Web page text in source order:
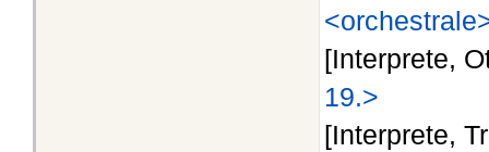
[Interprete,
19.>
[Interprete,